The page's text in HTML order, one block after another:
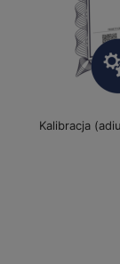
Kalibracja